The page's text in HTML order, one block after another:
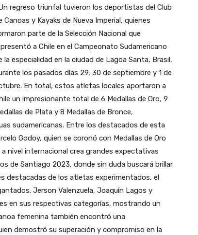
regreso triunfal tuvieron los deportistas del Club
Canoas y Kayaks de Nueva Imperial, quienes
parte de la Selección Nacional que
a Chile en el Campeonato Sudamericano
la especialidad en la ciudad de Lagoa Santa, Brasil,
los pasados días 29, 30 de septiembre y 1 de
En total, estos atletas locales aportaron a
un impresionante total de 6 Medallas de Oro, 9
de Plata y 8 Medallas de Bronce,
sudamericanas. Entre los destacados de esta
Godoy, quien se coronó con Medallas de Oro
nivel internacional crea grandes expectativas
de Santiago 2023, donde sin duda buscará brillar
destacadas de los atletas experimentados, el
Jerson Valenzuela, Joaquín Lagos y
en sus respectivas categorías, mostrando un
femenina también encontró una
demostró su superación y compromiso en la